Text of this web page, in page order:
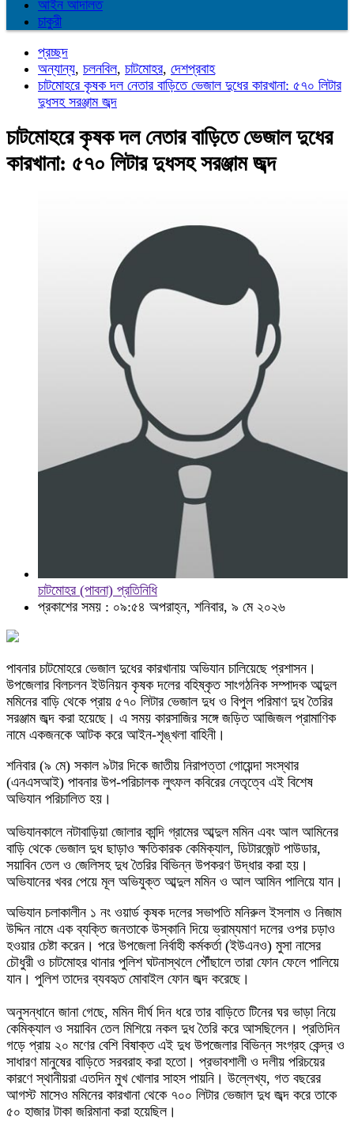
আইন আদালত
চাকুরী
প্রচ্ছদ
অন্যান্য, চলনবিল, চাটমোহর, দেশপ্রবাহ
চাটমোহরে কৃষক দল নেতার বাড়িতে ভেজাল দুধের কারখানা: ৫৭০ লিটার
দুধসহ সরঞ্জাম জব্দ
চাটমোহরে কৃষক দল নেতার বাড়িতে ভেজাল দুধের
কারখানা: ৫৭০ লিটার দুধসহ সরঞ্জাম জব্দ
চাটমোহর (পাবনা) প্রতিনিধি
প্রকাশের সময় : ০৯:৫৪ অপরাহ্ন, শনিবার, ৯ মে ২০২৬
পাবনার চাটমোহরে ভেজাল দুধের কারখানায় অভিযান চালিয়েছে প্রশাসন।
উপজেলার বিলচলন ইউনিয়ন কৃষক দলের বহিষ্কৃত সাংগঠনিক সম্পাদক আব্দুল
মমিনের বাড়ি থেকে প্রায় ৫৭০ লিটার ভেজাল দুধ ও বিপুল পরিমাণ দুধ তৈরির
সরঞ্জাম জব্দ করা হয়েছে। এ সময় কারসাজির সঙ্গে জড়িত আজিজল প্রামাণিক
নামে একজনকে আটক করে আইন-শৃঙ্খলা বাহিনী।
শনিবার (৯ মে) সকাল ৯টার দিকে জাতীয় নিরাপত্তা গোয়েন্দা সংস্থার
(এনএসআই) পাবনার উপ-পরিচালক লুৎফল কবিরের নেতৃত্বে এই বিশেষ
অভিযান পরিচালিত হয়।
অভিযানকালে নটাবাড়িয়া জোলার কান্দি গ্রামের আব্দুল মমিন এবং আল আমিনের
বাড়ি থেকে ভেজাল দুধ ছাড়াও ক্ষতিকারক কেমিক্যাল, ডিটারজেন্ট পাউডার,
সয়াবিন তেল ও জেলিসহ দুধ তৈরির বিভিন্ন উপকরণ উদ্ধার করা হয়।
অভিযানের খবর পেয়ে মূল অভিযুক্ত আব্দুল মমিন ও আল আমিন পালিয়ে যান।
অভিযান চলাকালীন ১ নং ওয়ার্ড কৃষক দলের সভাপতি মনিরুল ইসলাম ও নিজাম
উদ্দিন নামে এক ব্যক্তি জনতাকে উস্কানি দিয়ে ভ্রাম্যমাণ দলের ওপর চড়াও
হওয়ার চেষ্টা করেন। পরে উপজেলা নির্বাহী কর্মকর্তা (ইউএনও) মুসা নাসের
চৌধুরী ও চাটমোহর থানার পুলিশ ঘটনাস্থলে পৌঁছালে তারা ফোন ফেলে পালিয়ে
যান। পুলিশ তাদের ব্যবহৃত মোবাইল ফোন জব্দ করেছে।
অনুসন্ধানে জানা গেছে, মমিন দীর্ঘ দিন ধরে তার বাড়িতে টিনের ঘর ভাড়া নিয়ে
কেমিক্যাল ও সয়াবিন তেল মিশিয়ে নকল দুধ তৈরি করে আসছিলেন। প্রতিদিন
গড়ে প্রায় ২০ মণের বেশি বিষাক্ত এই দুধ উপজেলার বিভিন্ন সংগ্রহ কেন্দ্র ও
সাধারণ মানুষের বাড়িতে সরবরাহ করা হতো। প্রভাবশালী ও দলীয় পরিচয়ের
কারণে স্থানীয়রা এতদিন মুখ খোলার সাহস পায়নি। উল্লেখ্য, গত বছরের
আগস্ট মাসেও মমিনের কারখানা থেকে ৭০০ লিটার ভেজাল দুধ জব্দ করে তাকে
৫০ হাজার টাকা জরিমানা করা হয়েছিল।